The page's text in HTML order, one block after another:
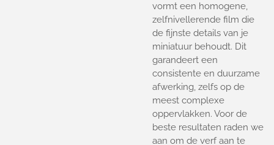
vormt een homogene,
zelfnivellerende film die
de fijnste details van je
miniatuur behoudt. Dit
garandeert een
consistente en duurzame
afwerking, zelfs op de
meest complexe
oppervlakken. Voor de
beste resultaten raden we
aan om de verf aan te